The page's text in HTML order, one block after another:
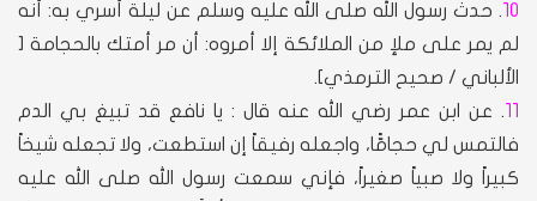
10. حدث رسول الله صلى الله عليه وسلم عن ليلة أسري به: أنه
لم يمر على ملإ من الملائكة إلا أمروه: أن مر أمتك بالحجامة [
الألباني / صحيح الترمذي].
11. عن ابن عمر رضي الله عنه قال : يا نافع قد تبيغ بي الدم
فالتمس لي حجامًّا، واجعله رفيقاً إن استطعت، ولا تجعله شيخاً
كبيراً ولا صبياً صغيراً، فإني سمعت رسول الله صلى الله عليه